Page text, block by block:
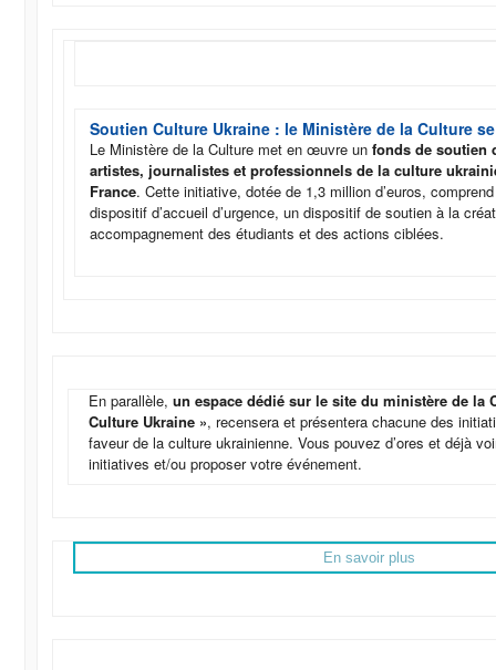
Soutien Culture Ukraine : le Ministère de la Culture
Le Ministère de la Culture met en œuvre unfonds de soutien
artistes, journalistes et professionnels de la culture
France. Cette initiative, dotée de 1,3 million d’euros,
dispositif d’accueil d’urgence, un dispositif de soutien à la
accompagnement des étudiants et des actions ciblées.
En parallèle,un espace dédié sur le site du ministère de la
Culture Ukraine », recensera et présentera chacune des
faveur de la culture ukrainienne. Vous pouvez d’ores et déjà
initiatives et/ou proposer votre événement.
En savoir plus